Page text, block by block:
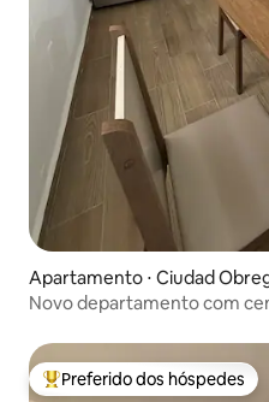
Apartamento ⋅ Ciudad
Novo departamento com
Entre os melhores preferidos
Preferido dos hóspedes